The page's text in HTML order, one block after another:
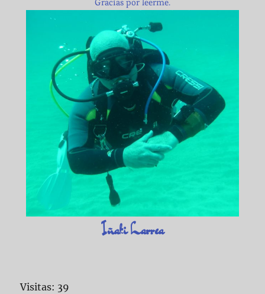
Iñaki Larrea
Visitas: 39